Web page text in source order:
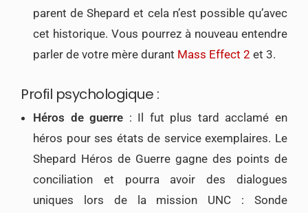
parent de Shepard et cela n’est possible qu’avec
cet historique. Vous pourrez à nouveau entendre
parler de votre mère durant Mass Effect 2 et 3.
Profil psychologique :
Héros de guerre : Il fut plus tard acclamé en
héros pour ses états de service exemplaires. Le
Shepard Héros de Guerre gagne des points de
conciliation et pourra avoir des dialogues
uniques lors de la mission UNC : Sonde